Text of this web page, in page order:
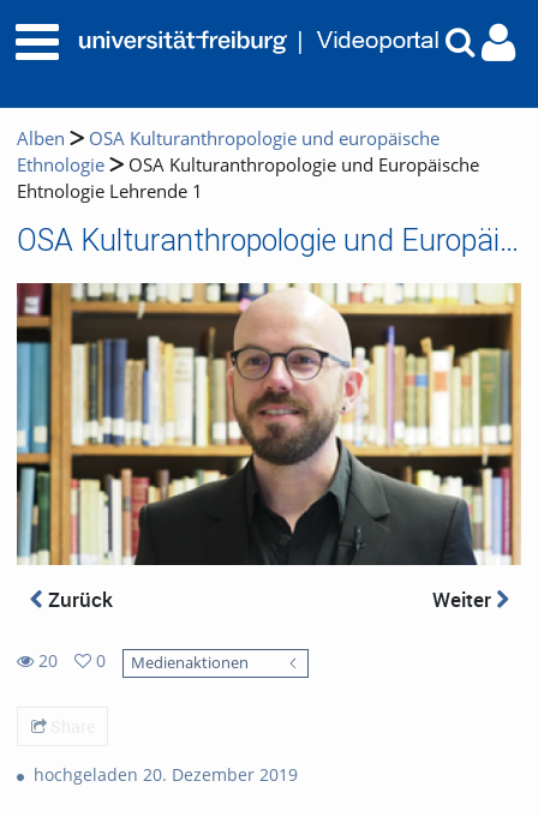
Alben
OSA Kulturanthropologie und europäische
Ethnologie
OSA Kulturanthropologie und Europäische
Ehtnologie Lehrende 1
OSA Kulturanthropologie und Europäische Ehtnologie Lehrende 1
Zurück Weiter
20
views
0
Medienaktionen
Share
hochgeladen 20. Dezember 2019